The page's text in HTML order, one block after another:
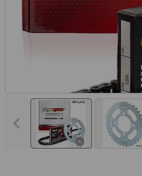
Vorheriges Bild anzeigen